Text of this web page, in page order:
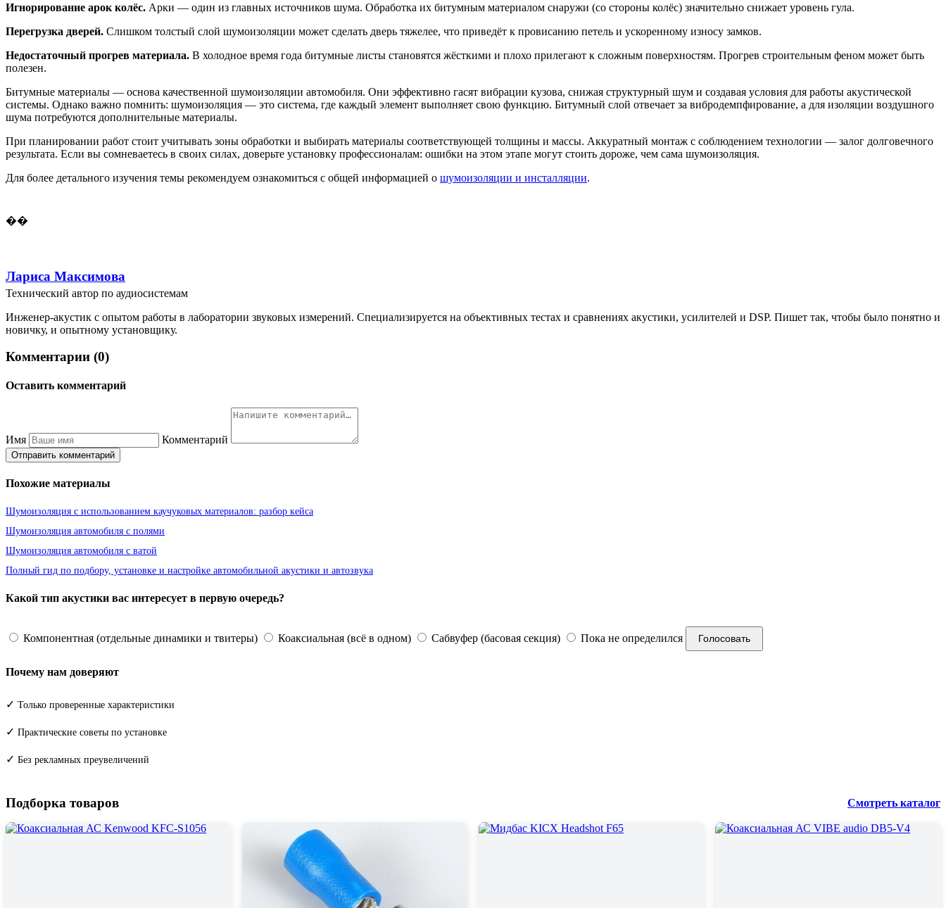
Игнорирование арок колёс. Арки — один из главных источников шума. Обработка их битумным материалом снаружи (со стороны колёс) значительно снижает уровень гула.
Перегрузка дверей. Слишком толстый слой шумоизоляции может сделать дверь тяжелее, что приведёт к провисанию петель и ускоренному износу замков.
Недостаточный прогрев материала. В холодное время года битумные листы становятся жёсткими и плохо прилегают к сложным поверхностям. Прогрев строительным феном может быть
полезен.
Битумные материалы — основа качественной шумоизоляции автомобиля. Они эффективно гасят вибрации кузова, снижая структурный шум и создавая условия для работы акустической
системы. Однако важно помнить: шумоизоляция — это система, где каждый элемент выполняет свою функцию. Битумный слой отвечает за вибродемпфирование, а для изоляции воздушного
шума потребуются дополнительные материалы.
При планировании работ стоит учитывать зоны обработки и выбирать материалы соответствующей толщины и массы. Аккуратный монтаж с соблюдением технологии — залог долговечного
результата. Если вы сомневаетесь в своих силах, доверьте установку профессионалам: ошибки на этом этапе могут стоить дороже, чем сама шумоизоляция.
Для более детального изучения темы рекомендуем ознакомиться с общей информацией о шумоизоляции и инсталляции.
��
Лариса Максимова
Технический автор по аудиосистемам
Инженер-акустик с опытом работы в лаборатории звуковых измерений. Специализируется на объективных тестах и сравнениях акустики, усилителей и DSP. Пишет так, чтобы было понятно и
новичку, и опытному установщику.
Комментарии (0)
Оставить комментарий
Имя Комментарий
Отправить комментарий
Похожие материалы
Шумоизоляция с использованием каучуковых материалов: разбор кейса
Шумоизоляция автомобиля с полями
Шумоизоляция автомобиля с ватой
Полный гид по подбору, установке и настройке автомобильной акустики и автозвука
Какой тип акустики вас интересует в первую очередь?
Компонентная (отдельные динамики и твитеры) Коаксиальная (всё в одном) Сабвуфер (басовая секция) Пока не определился Голосовать
Почему нам доверяют
✓ Только проверенные характеристики
✓ Практические советы по установке
✓ Без рекламных преувеличений
Подборка товаров Смотреть каталог